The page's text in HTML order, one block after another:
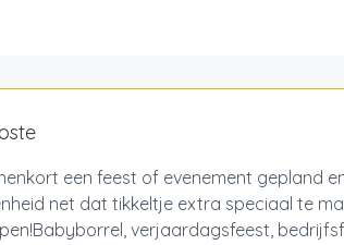
een feest of evenement gepland
net dat tikkeltje extra speciaal te
verjaardagsfeest,